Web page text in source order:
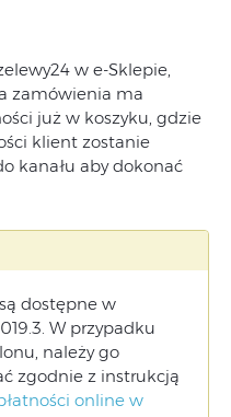
w e-Sklepie,
zamówienia ma
już w koszyku, gdzie
klient zostanie
kanału aby dokonać
dostępne w
W przypadku
należy go
zgodnie z instrukcją
online w